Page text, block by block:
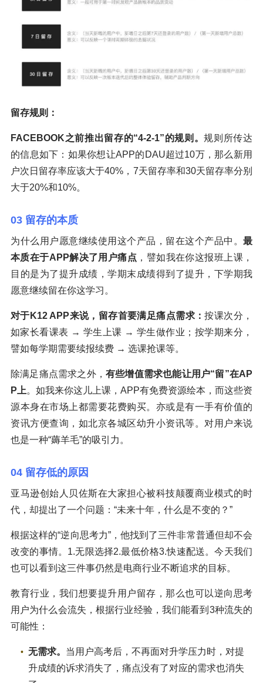
留存规则：
FACEBOOK之前推出留存的“4-2-1”的规则。规则所传达
的信息如下：如果你想让APP的DAU超过10万，那么新用
户次日留存率应该大于40%，7天留存率和30天留存率分别
大于20%和10%。
03 留存的本质
为什么用户愿意继续使用这个产品，留在这个产品中。 最
本质在于APP解决了用户痛点 ，譬如我在你这报班上课，
目的是为了提升成绩，学期末成绩得到了提升，下学期我
愿意继续留在你这学习。
对于K12 APP来说，留存首要满足痛点需求：按课次分，
如家长看课表 → 学生上课 → 学生做作业；按学期来分，
譬如每学期需要续报续费 → 选课抢课等。
除满足痛点需求之外， 有些增值需求也能让用户“留”在AP
P上。如我来你这儿上课，APP有免费资源绘本，而这些资
源本身在市场上都需要花费购买。亦或是有一手有价值的
资讯方便查询，如北京各城区幼升小资讯等。对用户来说
也是一种“薅羊毛”的吸引力。
04 留存低的原因
亚马逊创始人贝佐斯在大家担心被科技颠覆商业模式的时
代，却提出了一个问题：“未来十年，什么是不变的？”
根据这样的“逆向思考力”，他找到了三件非常普通但却不会
改变的事情。1.无限选择2.最低价格3.快速配送。今天我们
也可以看到这三件事仍然是电商行业不断追求的目标。
教育行业，我们想要提升用户留存，那么也可以逆向思考
用户为什么会流失，根据行业经验，我们能看到3种流失的
可能性：
无需求。 当用户高考后，不再面对升学压力时，对提
升成绩的诉求消失了，痛点没有了对应的需求也消失